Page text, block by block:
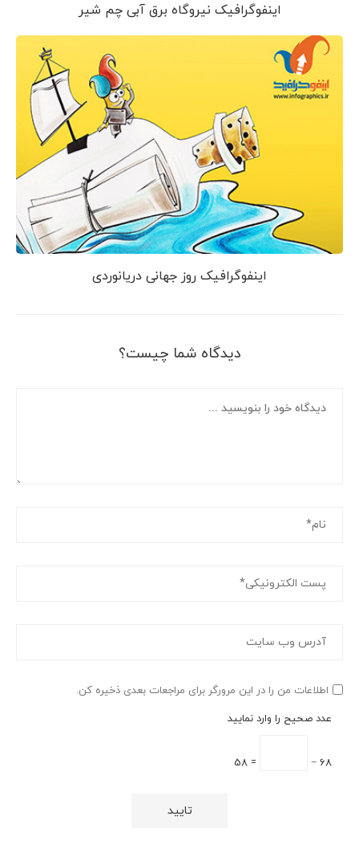
اینفوگرافیک نیروگاه برق آبی چم شیر
اینفوگرافیک روز جهانی دریانوردی
دیدگاه شما چیست؟
اطلاعات من را در این مرورگر برای مراجعات بعدی ذخیره کن.
عدد صحیح را وارد نمایید
68 −
= 58